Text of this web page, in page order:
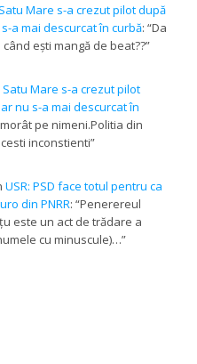
Mare s-a crezut pilot după
a mai descurcat în curbă: “Da
ești mangă de beat??”
Mare s-a crezut pilot
nu s-a mai descurcat în
pe nimeni.Politia din
inconstienti”
USR: PSD face totul pentru ca
din PNRR: “Penerereul
este un act de trădare a
cu minuscule)…”